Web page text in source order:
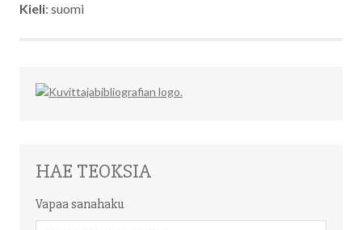
Kieli: suomi
HAE TEOKSIA
Vapaa sanahaku